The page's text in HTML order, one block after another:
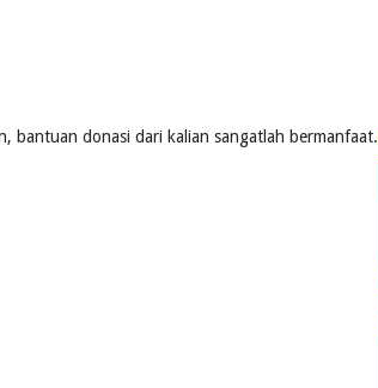
bantuan donasi dari kalian sangatlah bermanfaat.